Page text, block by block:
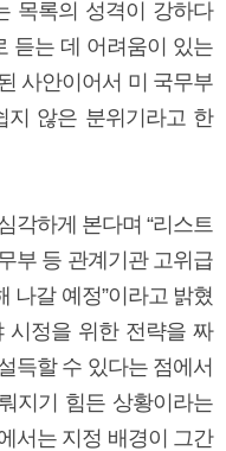
목록의 성격이 강하다
듣는 데 어려움이 있는
사안이어서 미 국무부
지 않은 분위기라고 한
각하게 본다며 “리스트
부 등 관계기관 고위급
나갈 예정”이라고 밝혔
시정을 위한 전략을 짜
득할 수 있다는 점에서
지기 힘든 상황이라는
서는 지정 배경이 그간